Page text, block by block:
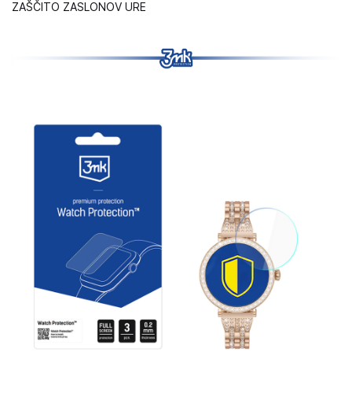
ZAŠČITO ZASLONOV URE